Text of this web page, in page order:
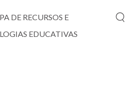
DE RECURSOS E
EDUCATIVAS